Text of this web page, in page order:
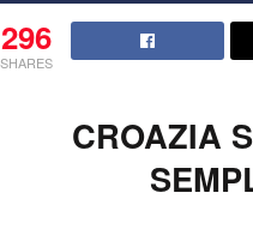
296
SHARES
CROAZIA